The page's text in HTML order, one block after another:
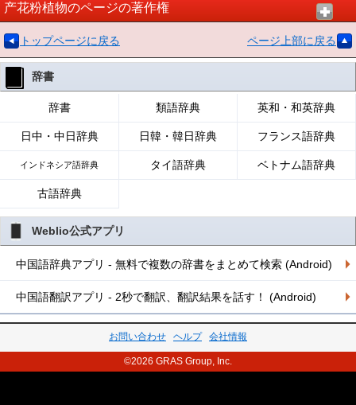
产花粉植物のページの著作権
トップページに戻る ページ上部に戻る
辞書
辞書 類語辞典 英和・和英辞典
日中・中日辞典 日韓・韓日辞典 フランス語辞典
インドネシア語辞典 タイ語辞典 ベトナム語辞典
古語辞典
Weblio公式アプリ
中国語辞典アプリ - 無料で複数の辞書をまとめて検索 (Android)
中国語翻訳アプリ - 2秒で翻訳、翻訳結果を話す！ (Android)
お問い合わせ ヘルプ 会社情報
©2026 GRAS Group, Inc.